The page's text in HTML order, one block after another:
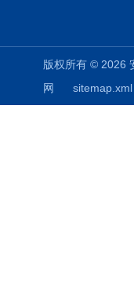
版权所有 © 2026
网
sitemap.xml